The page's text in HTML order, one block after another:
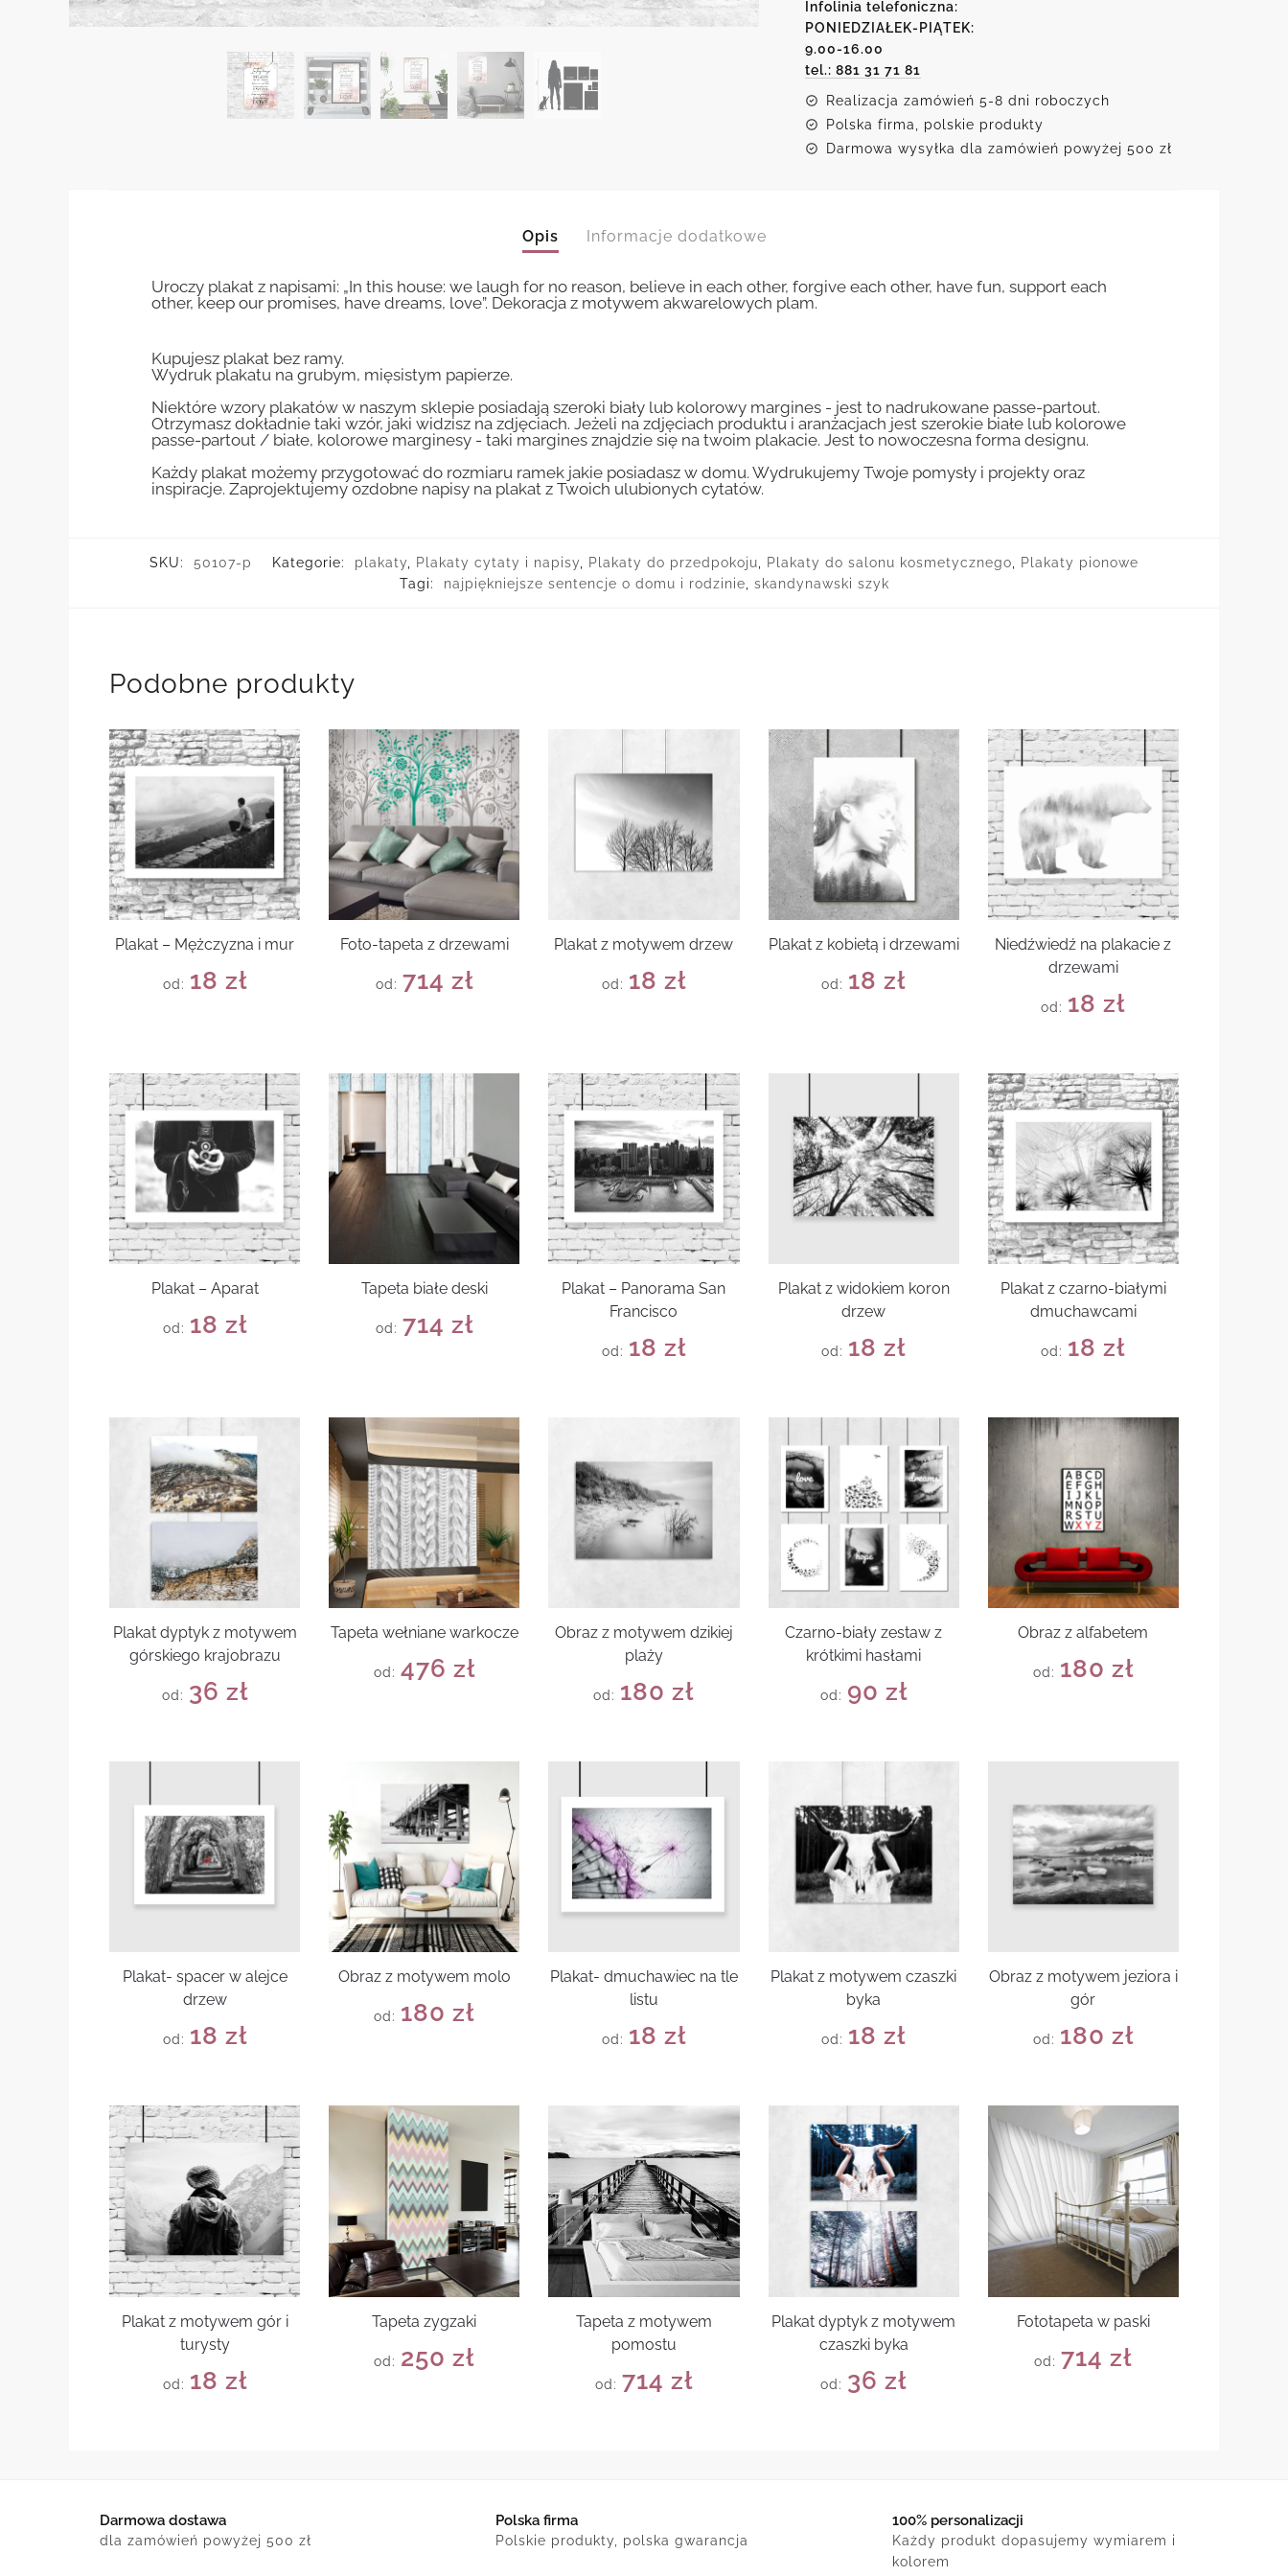
w
tym
domu...
Infolinia telefoniczna:
PONIEDZIAŁEK-PIĄTEK:
9.00-16.00
tel.: 881 31 71 81
Realizacja zamówień 5-8 dni roboczych
Polska firma, polskie produkty
Darmowa wysyłka dla zamówień powyżej 500 zł
Opis Informacje dodatkowe
Uroczy plakat z napisami: „In this house: we laugh for no reason, believe in each other, forgive each other, have fun, support each
other, keep our promises, have dreams, love”. Dekoracja z motywem akwarelowych plam.
Kupujesz plakat bez ramy.
Wydruk plakatu na grubym, mięsistym papierze.
Niektóre wzory plakatów w naszym sklepie posiadają szeroki biały lub kolorowy margines - jest to nadrukowane passe-partout.
Otrzymasz dokładnie taki wzór, jaki widzisz na zdjęciach. Jeżeli na zdjęciach produktu i aranżacjach jest szerokie białe lub kolorowe
passe-partout / białe, kolorowe marginesy - taki margines znajdzie się na twoim plakacie. Jest to nowoczesna forma designu.
Każdy plakat możemy przygotować do rozmiaru ramek jakie posiadasz w domu. Wydrukujemy Twoje pomysły i projekty oraz
inspiracje. Zaprojektujemy ozdobne napisy na plakat z Twoich ulubionych cytatów.
SKU: 50107-p Kategorie: plakaty Plakaty cytaty i napisy Plakaty do przedpokoju Plakaty do salonu kosmetycznego
Plakaty pionowe
Tagi:
najpiękniejsze sentencje o domu i rodzinie skandynawski szyk
Podobne produkty
Plakat – Mężczyzna i mur
od: 18 zł
Foto-tapeta z drzewami
od: 714 zł
Plakat z motywem drzew
od: 18 zł
Plakat z kobietą i drzewami
od: 18zł
Niedźwiedź na plakacie z
drzewami
od: 18zł
Plakat – Aparat
od: 18 zł
Tapeta białe deski
od: 714 zł
Plakat – Panorama San
Francisco
od: 18 zł
Plakat z widokiem koron
drzew
od: 18zł
Plakat z czarno-białymi
dmuchawcami
od: 18zł
Plakat dyptyk z motywem
górskiego krajobrazu
od: 36 zł
Tapeta wełniane warkocze
od: 476 zł
Obraz z motywem dzikiej
plaży
od: 180zł
Czarno-biały zestaw z
krótkimi hasłami
od: 90 zł
Obraz z alfabetem
od: 180 zł
Plakat- spacer w alejce
drzew
od: 18 zł
Obraz z motywem molo
od: 180zł
Plakat- dmuchawiec na tle
listu
od: 18 zł
Plakat z motywem czaszki
byka
od: 18zł
Obraz z motywem jeziora i
gór
od: 180 zł
Plakat z motywem gór i
turysty
od: 18 zł
Tapeta zygzaki
od: 250zł
Tapeta z motywem
pomostu
od: 714 zł
Plakat dyptyk z motywem
czaszki byka
od: 36zł
Fototapeta w paski
od: 714zł
Darmowa dostawa
dla zamówień powyżej 500 zł
Polska firma
Polskie produkty, polska gwarancja
100% personalizacji
Każdy produkt dopasujemy wymiarem i
kolorem